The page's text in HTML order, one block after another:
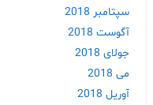
سپتامبر 2018
آگوست 2018
جولای 2018
می 2018
آوریل 2018